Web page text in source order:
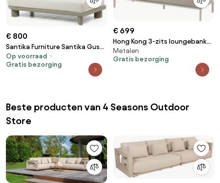
€ 800
Santika Furniture Santika Guss
Open Bank Rechts Organisch
Aluminium/rope Grijs
Op voorraad
Gratis bezorging
€ 699
Hong Kong 3-zits loungebank
aluminium latte zand
Metalen
Gratis bezorging
Beste producten van 4 Seasons Outdoor
Store